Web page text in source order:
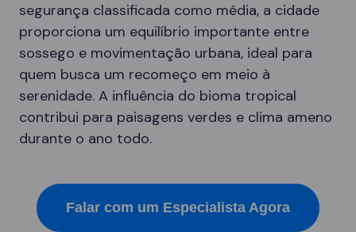
segurança classificada como média, a cidade
proporciona um equilíbrio importante entre
sossego e movimentação urbana, ideal para
quem busca um recomeço em meio à
serenidade. A influência do bioma tropical
contribui para paisagens verdes e clima ameno
durante o ano todo.
Falar com um Especialista Agora